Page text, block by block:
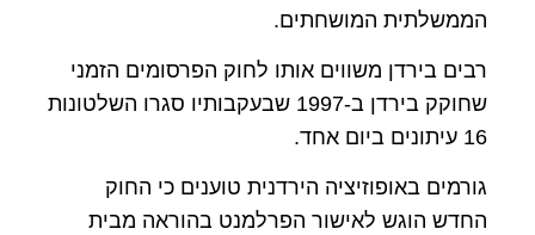
הממשלתית המושחתים.
רבים בירדן משווים אותו לחוק הפרסומים הזמני
שחוקק בירדן ב-1997 שבעקבותיו סגרו השלטונות
16 עיתונים ביום אחד.
גורמים באופוזיציה הירדנית טוענים כי החוק
החדש הוגש לאישור הפרלמנט בהוראה מבית